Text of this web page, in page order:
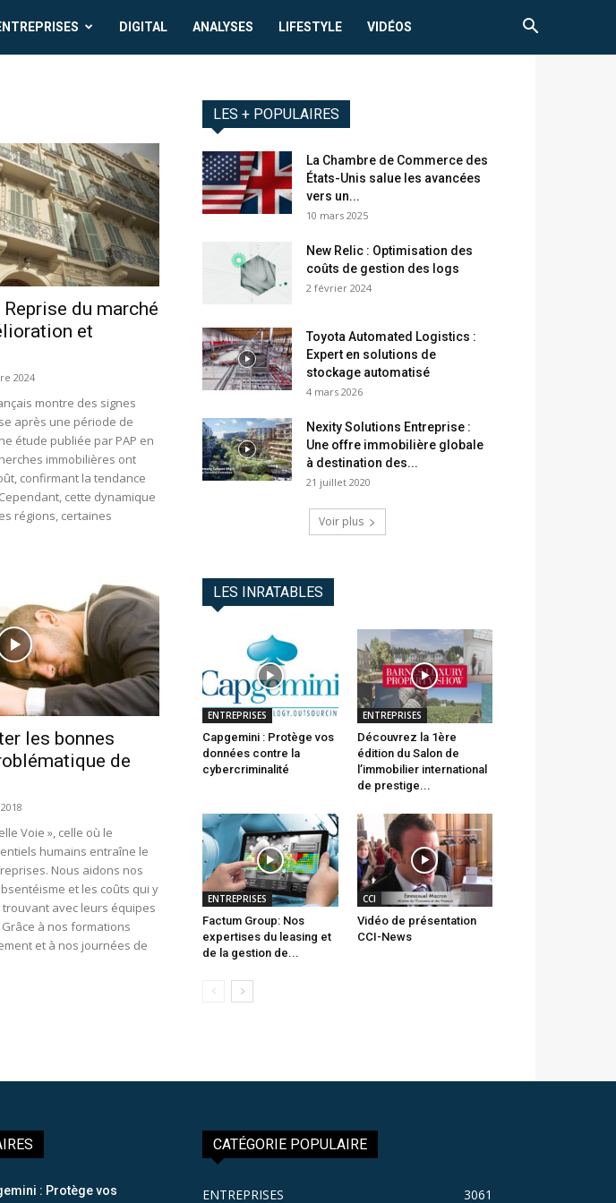
DIGITAL ANALYSES LIFESTYLE VIDÉOS
Reprise du marché
et
2024
montre des signes
après une période de
étude publiée par PAP en
immobilières ont
confirmant la tendance
cette dynamique
régions, certaines
les bonnes
de
Voie », celle où le
humains entraîne le
Nous aidons nos
et les coûts qui y
avec leurs équipes
à nos formations
et à nos journées de
LES + POPULAIRES
La Chambre de Commerce des
États-Unis salue les avancées
vers un...
10 mars 2025
New Relic : Optimisation des
coûts de gestion des logs
2 février 2024
Toyota Automated Logistics :
Expert en solutions de
stockage automatisé
4 mars 2026
Nexity Solutions Entreprise :
Une offre immobilière globale
à destination des...
21 juillet 2020
Voir plus
LES INRATABLES
ENTREPRISES
Capgemini : Protège vos
données contre la
cybercriminalité
ENTREPRISES
Découvrez la 1ère
édition du Salon de
l’immobilier international
de prestige...
ENTREPRISES
Factum Group: Nos
expertises du leasing et
de la gestion de...
CCI
Vidéo de présentation
CCI-News
: Protège vos
CATÉGORIE POPULAIRE
ENTREPRISES 3061